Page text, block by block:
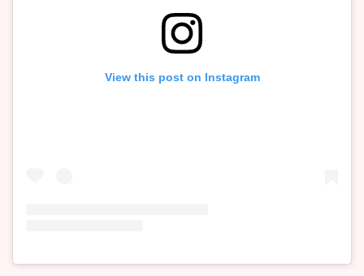
View this post on Instagram